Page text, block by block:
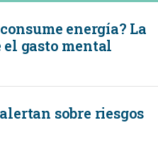
energía? La
gasto mental
sobre riesgos